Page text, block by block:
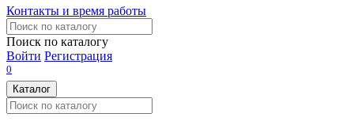
Контакты и время работы
Поиск по каталогу
Войти Регистрация
0
Каталог